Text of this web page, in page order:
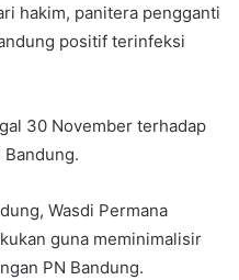
hakim, panitera pengganti
positif terinfeksi
30 November terhadap
Wasdi Permana
guna meminimalisir
PN Bandung.